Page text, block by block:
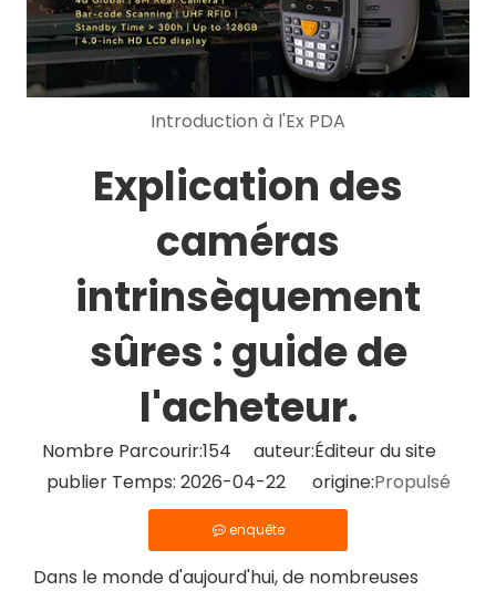
Introduction à l'Ex PDA
Explication des
caméras
intrinsèquement
sûres : guide de
l'acheteur.
Nombre Parcourir:154 auteur:Éditeur du site
publier Temps: 2026-04-22 origine:Propulsé
enquête
Dans le monde d'aujourd'hui, de nombreuses